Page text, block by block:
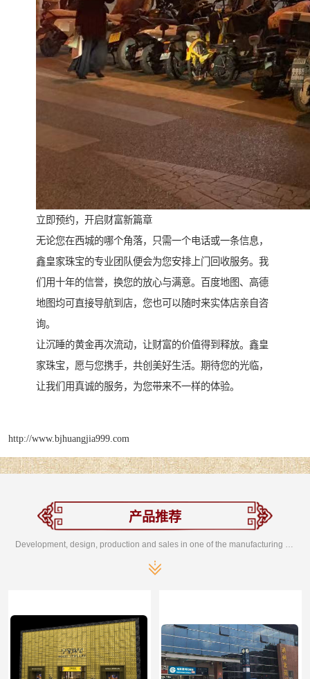
立即预约，开启财富新篇章
无论您在西城的哪个角落，只需一个电话或一条信息，
鑫皇家珠宝的专业团队便会为您安排上门回收服务。我
们用十年的信誉，换您的放心与满意。百度地图、高德
地图均可直接导航到店，您也可以随时来实体店亲自咨
询。
让沉睡的黄金再次流动，让财富的价值得到释放。鑫皇
家珠宝，愿与您携手，共创美好生活。期待您的光临，
让我们用真诚的服务，为您带来不一样的体验。
http://www.bjhuangjia999.com
产品推荐